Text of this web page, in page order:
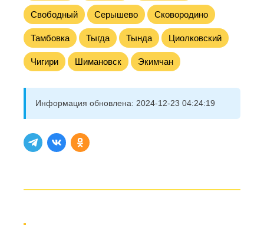
Свободный Серышево Сковородино
Тамбовка Тыгда Тында Циолковский
Чигири Шимановск Экимчан
Информация обновлена: 2024-12-23 04:24:19